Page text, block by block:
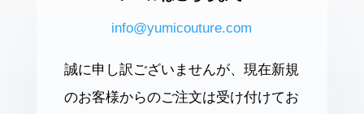
info@yumicouture.com
誠に申し訳ございませんが、現在新規
のお客様からのご注文は受け付けてお